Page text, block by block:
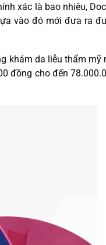
xác là bao nhiêu,
vào đó mới đưa ra
khám da liễu thẩm mỹ
đồng cho đến